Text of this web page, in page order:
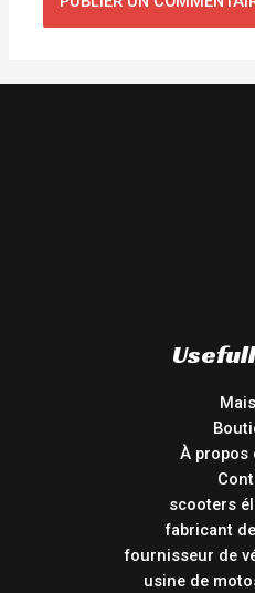
À propos
scooters
fabricant
fournisseur de
usine de